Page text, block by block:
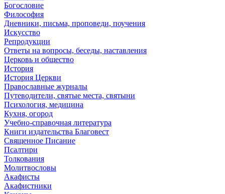
Богословие
Философия
Дневники, письма, проповеди, поучения
Искусство
Репродукции
Ответы на вопросы, беседы, наставления
Церковь и общество
История
История Церкви
Православные журналы
Путеводители, святые места, святыни
Психология, медицина
Кухня, огород
Учебно-справочная литература
Книги издательства Благовест
Священное Писание
Псалтири
Толкования
Молитвословы
Акафисты
Акафистники